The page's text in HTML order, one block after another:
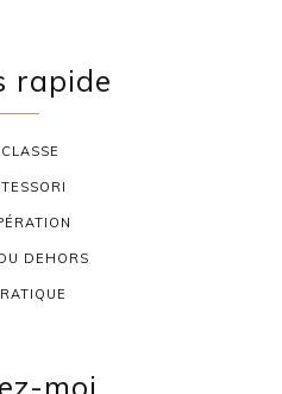
rapide
DEHORS
moi